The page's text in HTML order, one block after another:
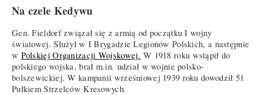
Na czele Kedywu
Gen. Fieldorf związał się z armią od początku I wojny
światowej. Służył w I Brygadzie Legionów Polskich, a następnie
w Polskiej Organizacji Wojskowej. W 1918 roku wstąpił do
polskiego wojska, brał m.in. udział w wojnie polsko-
bolszewickiej. W kampanii wrześniowej 1939 roku dowodził 51
Pułkiem Strzelców Kresowych.